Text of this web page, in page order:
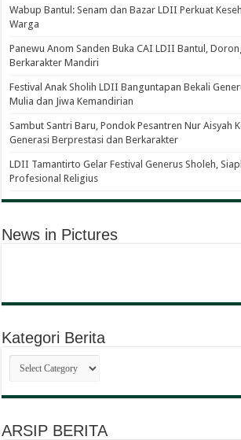
Wabup Bantul: Senam dan Bazar LDII Perkuat
Warga
Panewu Anom Sanden Buka CAI LDII Bantul,
Berkarakter Mandiri
Festival Anak Sholih LDII Banguntapan Bekali
Mulia dan Jiwa Kemandirian
Sambut Santri Baru, Pondok Pesantren Nur Aisyah
Generasi Berprestasi dan Berkarakter
LDII Tamantirto Gelar Festival Generus Sholeh,
Profesional Religius
News in Pictures
Kategori Berita
Kategori
Berita
ARSIP BERITA